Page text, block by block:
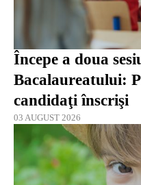
Începe a doua
Bacalaureatului:
candidaţi înscrişi
03 AUGUST 2026